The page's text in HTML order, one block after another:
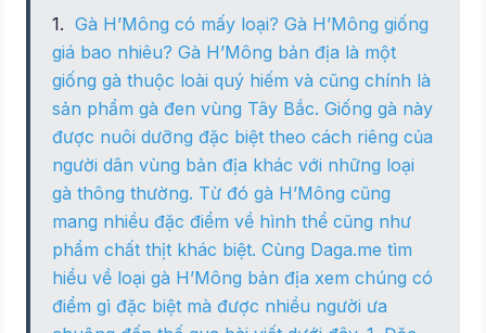
Gà H’Mông có mấy loại? Gà H’Mông giống
giá bao nhiêu? Gà H’Mông bản địa là một
giống gà thuộc loài quý hiếm và cũng chính là
sản phẩm gà đen vùng Tây Bắc. Giống gà này
được nuôi dưỡng đặc biệt theo cách riêng của
người dân vùng bản địa khác với những loại
gà thông thường. Từ đó gà H’Mông cũng
mang nhiều đặc điểm về hình thể cũng như
phẩm chất thịt khác biệt. Cùng Daga.me tìm
hiểu về loại gà H’Mông bản địa xem chúng có
điểm gì đặc biệt mà được nhiều người ưa